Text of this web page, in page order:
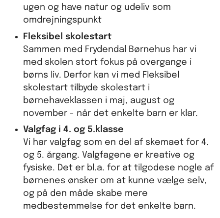
ugen og have natur og udeliv som
omdrejningspunkt
Fleksibel skolestart
Sammen med Frydendal Børnehus har vi
med skolen stort fokus på overgange i
børns liv. Derfor kan vi med Fleksibel
skolestart tilbyde skolestart i
børnehaveklassen i maj, august og
november - når det enkelte barn er klar.
Valgfag i 4. og 5.klasse
Vi har valgfag som en del af skemaet for 4.
og 5. årgang. Valgfagene er kreative og
fysiske. Det er bl.a. for at tilgodese nogle af
børnenes ønsker om at kunne vælge selv,
og på den måde skabe mere
medbestemmelse for det enkelte barn.